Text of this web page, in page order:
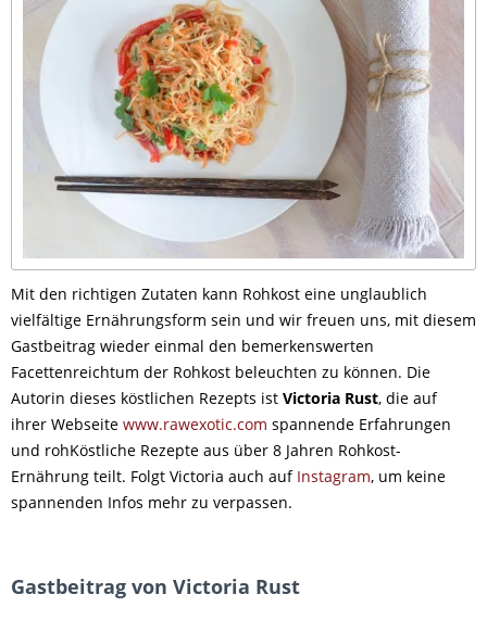
Mit den richtigen Zutaten kann Rohkost eine unglaublich
vielfältige Ernährungsform sein und wir freuen uns, mit diesem
Gastbeitrag wieder einmal den bemerkenswerten
Facettenreichtum der Rohkost beleuchten zu können. Die
Autorin dieses köstlichen Rezepts ist Victoria Rust, die auf
ihrer Webseite www.rawexotic.com spannende Erfahrungen
und rohKöstliche Rezepte aus über 8 Jahren Rohkost-
Ernährung teilt. Folgt Victoria auch auf Instagram, um keine
spannenden Infos mehr zu verpassen.
Gastbeitrag von Victoria Rust